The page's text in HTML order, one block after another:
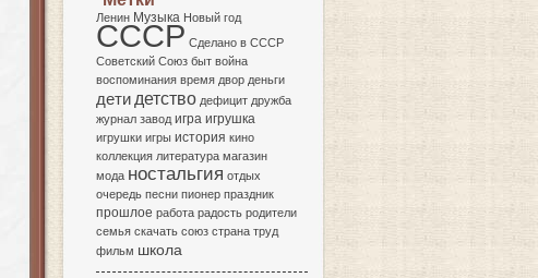
Ленин Музыка Новый год
СССР Сделано в СССР
Советский Союз быт война
воспоминания время двор деньги
дети детство дефицит дружба
журнал завод игра игрушка
игрушки игры история кино
коллекция литература магазин
мода ностальгия отдых
очередь песни пионер праздник
прошлое работа радость родители
семья скачать союз страна труд
фильм школа